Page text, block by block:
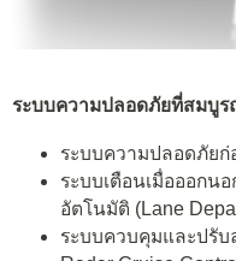
ระบบความปลอดภัยที่สมบู
ระบบความปลอดภัยก่
ระบบเตือนเมื่อออกน
อัตโนมัติ (Lane
ระบบควบคุมและปรับ